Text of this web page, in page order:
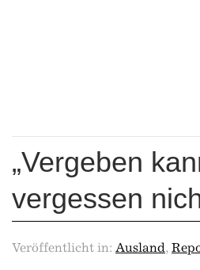
„Vergeben
vergessen
Veröffentlicht in: Ausland,